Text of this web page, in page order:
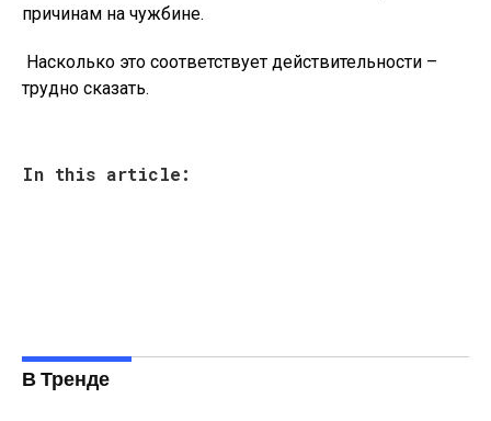
причинам на чужбине.
Насколько это соответствует действительности –
трудно сказать.
In this article:
В Тренде